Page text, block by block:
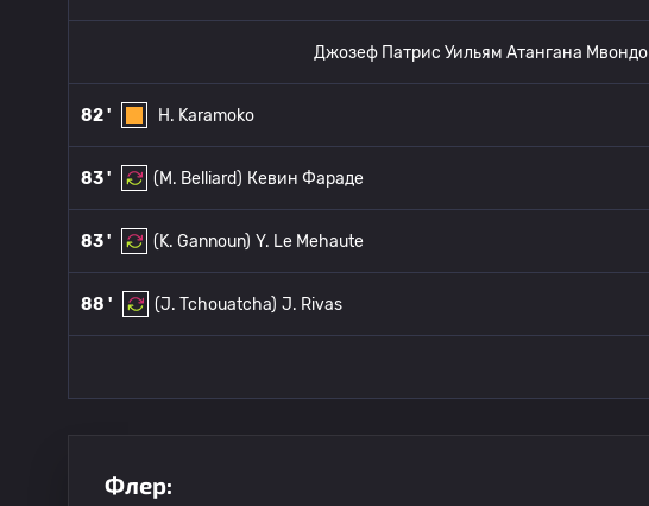
Джозеф Патрис Уильям Атангана Мвондо
82 ' H. Karamoko
83 ' (M. Belliard) Кевин Фараде
83 ' (K. Gannoun) Y. Le Mehaute
88 ' (J. Tchouatcha) J. Rivas
Флер: